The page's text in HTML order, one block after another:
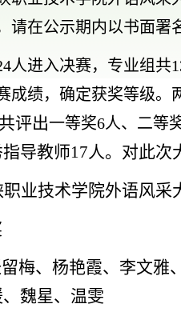
请在公示期内以书面署
人进入决赛，专业组共
成绩，确定获奖等级。
评出一等奖6人、二等
导教师17人。对此次
职业技术学院外语风采
、杨艳霞、李文雅
魏星、温雯